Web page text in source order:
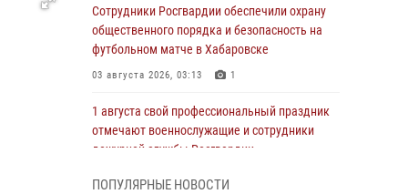
Сотрудники Росгвардии обеспечили охрану
общественного порядка и безопасность на
футбольном матче в Хабаровске
03 августа 2026, 03:13 1
1 августа свой профессиональный праздник
отмечают военнослужащие и сотрудники
дежурной службы Росгвардии
ПОПУЛЯРНЫЕ НОВОСТИ